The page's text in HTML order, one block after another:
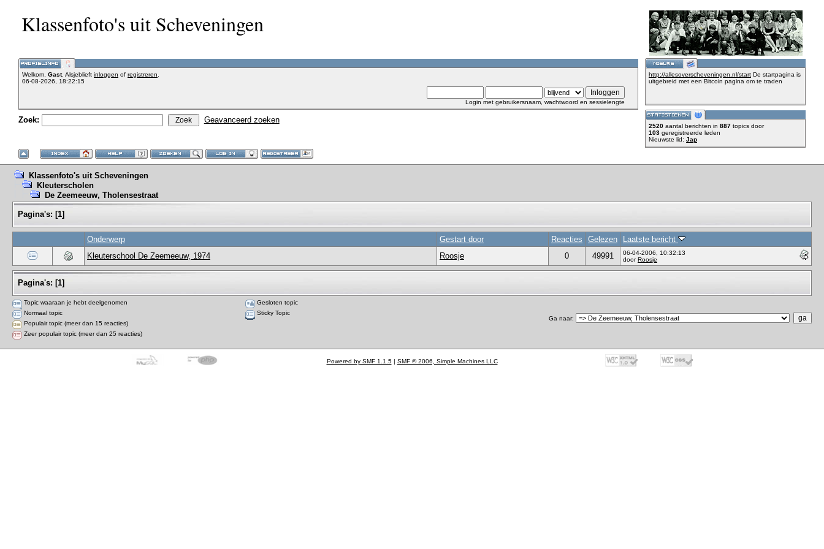
Klassenfoto's uit Scheveningen
Welkom, Gast. Alsjeblieft inloggen of registreren
06-08-2026, 18:22:15
Login met gebruikersnaam, wachtwoord en sessielengte
Zoek: Geavanceerd zoeken
http://allesoverscheveningen.nl/start De startpagina is
uitgebreid met een Bitcoin pagina om te traden
2520 aantal berichten in 887 topics door
103 geregistreerde leden
Nieuwste lid: Jap
Klassenfoto's uit Scheveningen
Kleuterscholen
De Zeemeeuw, Tholensestraat
Pagina's: [1]
Onderwerp Gestart door Reacties Gelezen
Laatste bericht
Kleuterschool De Zeemeeuw, 1974
Roosje 0 49991
06-04-2006, 10:32:13
doorRoosje
Pagina's: [1]
Topic waaraan je hebt deelgenomen
Normaal topic
Populair topic (meer dan 15 reacties)
Zeer populair topic (meer dan 25 reacties)
Gesloten topic
Sticky Topic
Ga naar:
Powered by SMF 1.1.5| SMF © 2006, Simple Machines LLC